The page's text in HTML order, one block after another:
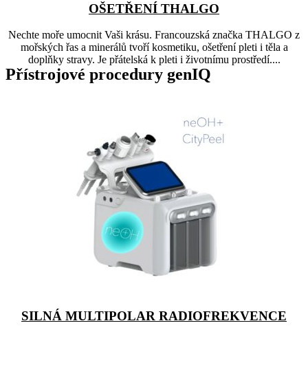
OŠETŘENÍ THALGO
Nechte moře umocnit Vaši krásu. Francouzská značka THALGO z
mořských řas a minerálů tvoří kosmetiku, ošetření pleti i těla a
doplňky stravy. Je přátelská k pleti i životnímu prostředí....
Přístrojové procedury genIQ
SILNÁ MULTIPOLAR RADIOFREKVENCE